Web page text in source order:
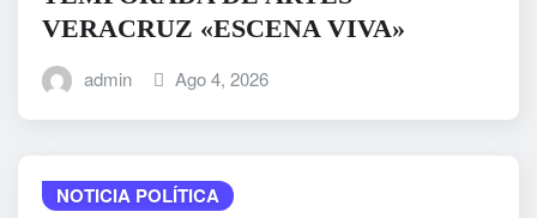
VERACRUZ «ESCENA VIVA»
admin Ago 4, 2026
NOTICIA POLÍTICA